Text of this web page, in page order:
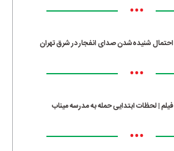
•••
احتمال شنیده‌شدن صدای انفجار در شرق تهران
•••
فیلم | لحظات ابتدایی حمله به مدرسه میناب
•••